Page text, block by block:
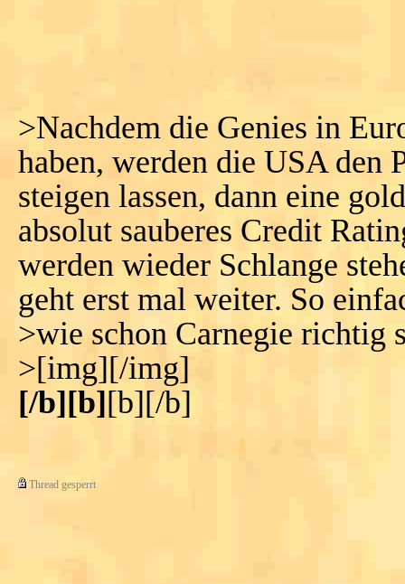
>Nachdem die Genies in
haben, werden die USA den
steigen lassen, dann eine
absolut sauberes Credit
werden wieder Schlange
geht erst mal weiter. So
>wie schon Carnegie richtig
>[img][/img]
[/b][b][b][/b]
Thread gesperrt